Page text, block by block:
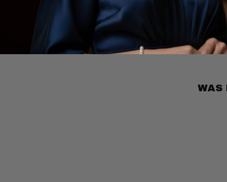
Ideal als Geschenk oder stilvolles
WAS